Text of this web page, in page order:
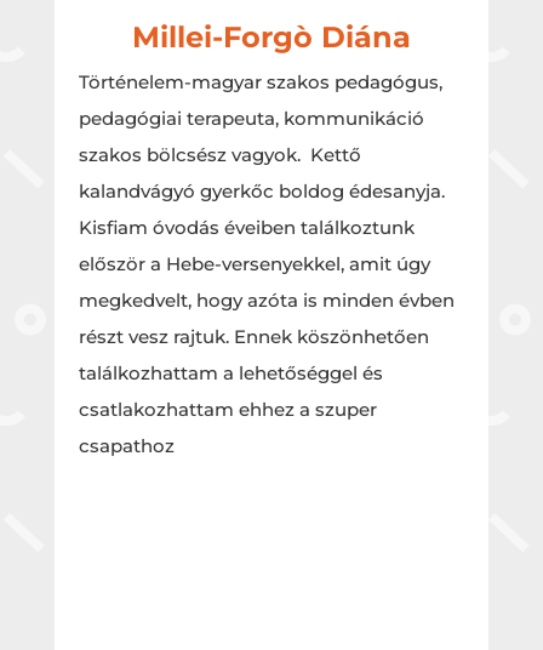
Millei-Forgò Diána
Történelem-magyar szakos pedagógus,
pedagógiai terapeuta, kommunikáció
szakos bölcsész vagyok. Kettő
kalandvágyó gyerkőc boldog édesanyja.
Kisfiam óvodás éveiben találkoztunk
először a Hebe-versenyekkel, amit úgy
megkedvelt, hogy azóta is minden évben
részt vesz rajtuk. Ennek köszönhetően
találkozhattam a lehetőséggel és
csatlakozhattam ehhez a szuper
csapathoz